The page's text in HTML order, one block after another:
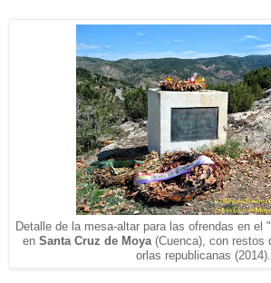
Detalle de la mesa-altar para las ofrendas en el
en Santa Cruz de Moya(Cuenca), con restos
orlas republicanas (2014).